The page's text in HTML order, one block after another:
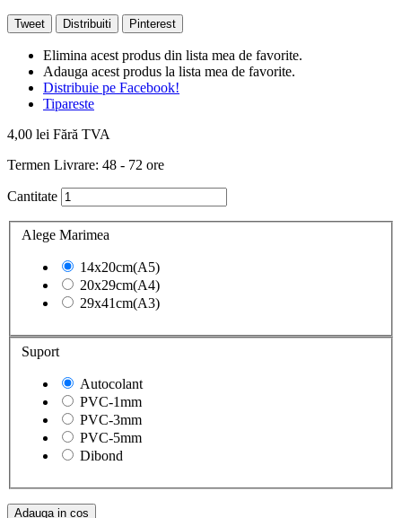
Tweet Distribuiti Pinterest
Elimina acest produs din lista mea de favorite.
Adauga acest produs la lista mea de favorite.
Distribuie pe Facebook!
Tipareste
4,00 lei Fără TVA
Termen Livrare: 48 - 72 ore
Cantitate
Alege Marimea
14x20cm(A5)
20x29cm(A4)
29x41cm(A3)
Suport
Autocolant
PVC-1mm
PVC-3mm
PVC-5mm
Dibond
Adauga in cos